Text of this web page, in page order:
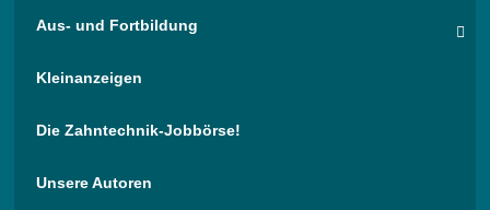
Aus- und Fortbildung
Kleinanzeigen
Die Zahntechnik-Jobbörse!
Unsere Autoren